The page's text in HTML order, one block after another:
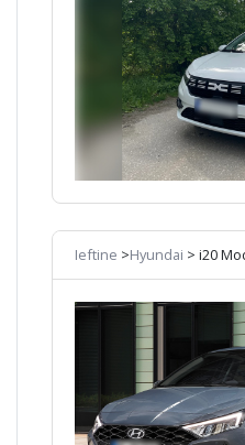
Ieftine >Hyundai > i20